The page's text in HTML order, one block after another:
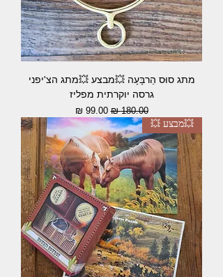
מתג סוּס הַרבָּעָה 💥מבצע 💥מתג הצ'יפני
גרסה יוקרתית מפליז
מחיר רגיל‏180.00 ‏₪ מחיר מבצע‏99.00 ‏₪
💥מבצע 💥